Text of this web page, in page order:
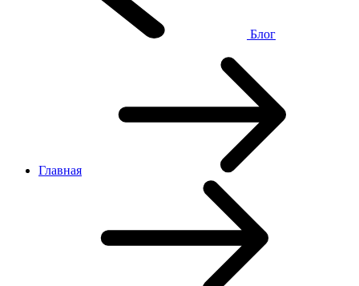
Блог
Главная